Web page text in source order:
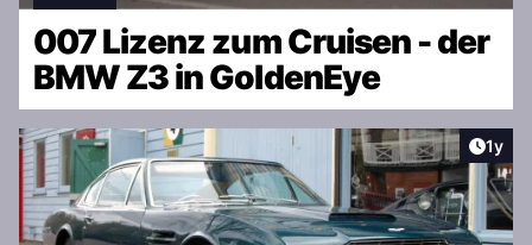
007 Lizenz zum Cruisen - der
BMW Z3 in GoldenEye
1y